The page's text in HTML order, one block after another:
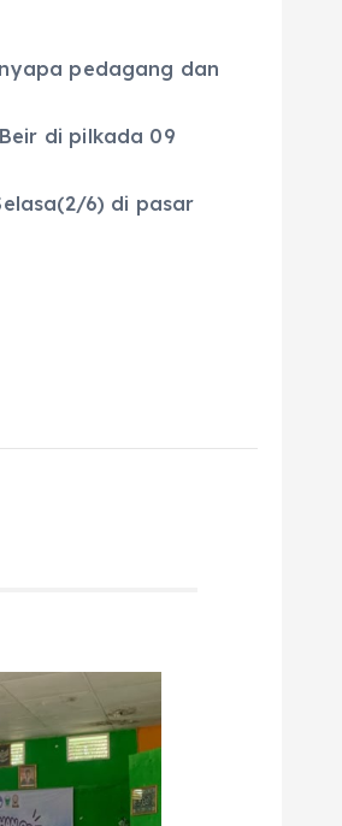
pedagang dan
di pilkada 09
6) di pasar